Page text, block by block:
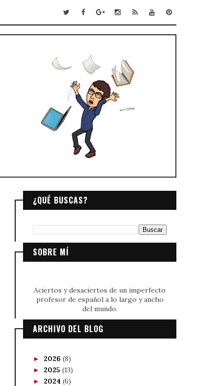
¿QUÉ BUSCAS?
SOBRE MÍ
Aciertos y desaciertos de un imperfecto
profesor de español a lo largo y ancho
del mundo.
ARCHIVO DEL BLOG
► 2026 (8)
► 2025 (13)
► 2024 (6)